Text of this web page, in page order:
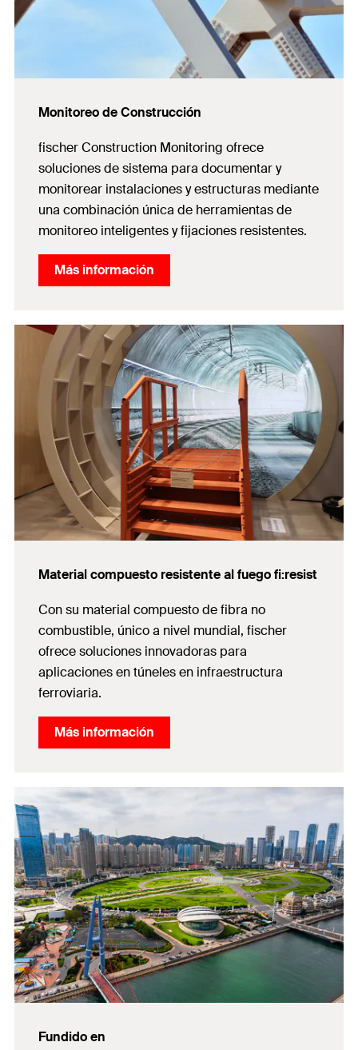
Monitoreo de Construcción
fischer Construction Monitoring ofrece
soluciones de sistema para documentar y
monitorear instalaciones y estructuras mediante
una combinación única de herramientas de
monitoreo inteligentes y fijaciones resistentes.
Más información
Material compuesto resistente al fuego fi:resist
Con su material compuesto de fibra no
combustible, único a nivel mundial, fischer
ofrece soluciones innovadoras para
aplicaciones en túneles en infraestructura
ferroviaria.
Más información
Fundido en